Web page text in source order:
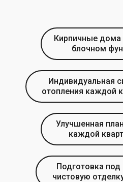
Кирпичные дома
блочном
Индивидуальная
отопления каждой
Улучшенная
каждой
Подготовка под
чистовую